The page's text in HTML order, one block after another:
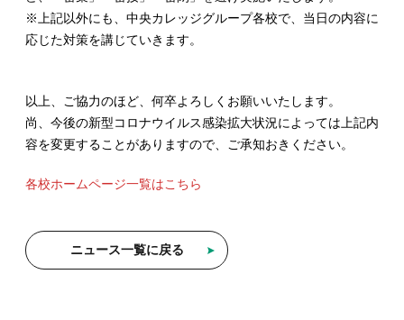
※上記以外にも、中央カレッジグループ各校で、当日の内容に
応じた対策を講じていきます。
以上、ご協力のほど、何卒よろしくお願いいたします。
尚、今後の新型コロナウイルス感染拡大状況によっては上記内
容を変更することがありますので、ご承知おきください。
各校ホームページ一覧はこちら
ニュース一覧に戻る